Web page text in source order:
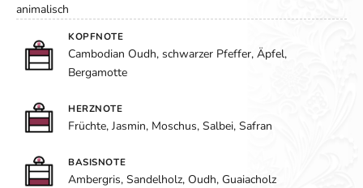
animalisch
KOPFNOTE
Cambodian Oudh, schwarzer Pfeffer, Äpfel,
Bergamotte
HERZNOTE
Früchte, Jasmin, Moschus, Salbei, Safran
BASISNOTE
Ambergris, Sandelholz, Oudh, Guaiacholz